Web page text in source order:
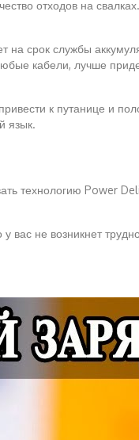
отходов на
на срок службы
кабели, лучше
к путанице и
язык.
технологию Power
вас не возникнет